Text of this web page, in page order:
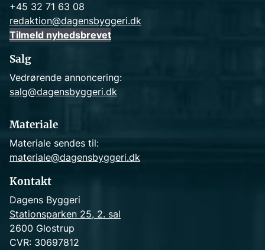
+45 32 71 63 08
redaktion@dagensbyggeri.dk
Tilmeld nyhedsbrevet
Salg
Vedrørende annoncering:
salg@dagensbyggeri.dk
Materiale
Materiale sendes til:
materiale@dagensbyggeri.dk
Kontakt
Dagens Byggeri
Stationsparken 25, 2. sal
2600 Glostrup
CVR: 30697812